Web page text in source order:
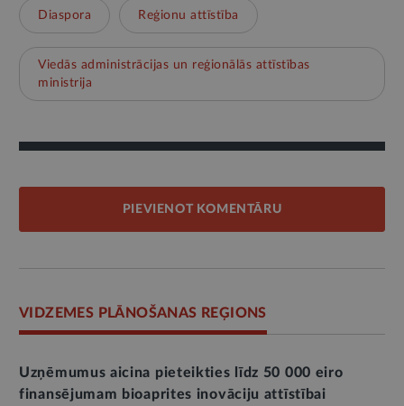
Diaspora Reģionu attīstība
Viedās administrācijas un reģionālās attīstības
ministrija
PIEVIENOT KOMENTĀRU
VIDZEMES PLĀNOŠANAS REĢIONS
Uzņēmumus aicina pieteikties līdz 50 000 eiro
finansējumam bioaprites inovāciju attīstībai